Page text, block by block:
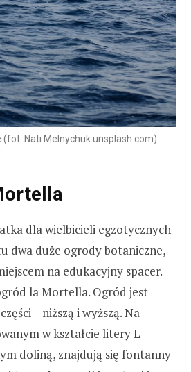
Nati Melnychuk unsplash.com)
dla wielbicieli egzotycznych
dwa duże ogrody botaniczne,
na edukacyjny spacer.
la Mortella. Ogród jest
– niższą i wyższą. Na
w kształcie litery L
doliną, znajdują się fontanny